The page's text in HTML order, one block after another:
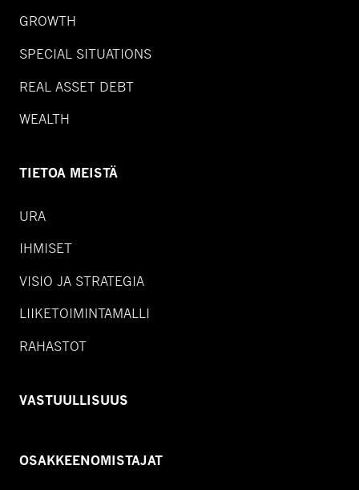
GROWTH
SPECIAL SITUATIONS
REAL ASSET DEBT
WEALTH
TIETOA MEISTÄ
URA
IHMISET
VISIO JA STRATEGIA
LIIKETOIMINTAMALLI
RAHASTOT
VASTUULLISUUS
OSAKKEENOMISTAJAT